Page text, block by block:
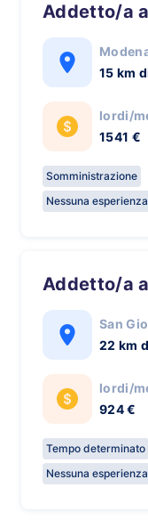
Addetto/a
15 km
lordi/
1541 €
Somministrazione
Nessuna
Addetto/a
San
22 km
lordi/
924 €
Tempo determinato
Nessuna